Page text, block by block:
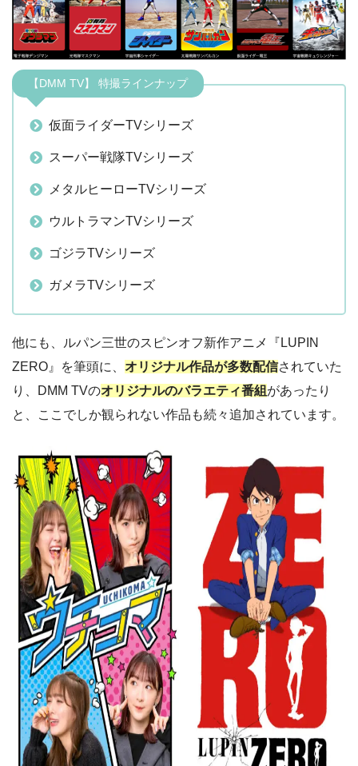
【DMM TV】 特撮ラインナップ
仮面ライダーTVシリーズ
スーパー戦隊TVシリーズ
メタルヒーローTVシリーズ
ウルトラマンTVシリーズ
ゴジラTVシリーズ
ガメラTVシリーズ
他にも、ルパン三世のスピンオフ新作アニメ『LUPIN
ZERO』を筆頭に、 オリジナル作品が多数配信されていた
り、DMM TVのオリジナルのバラエティ番組 があったり
と、ここでしか観られない作品も続々追加されています。